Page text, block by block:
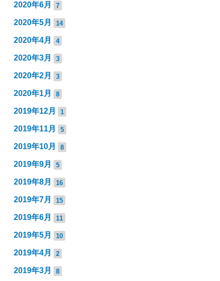
2020年6月 7
2020年5月 14
2020年4月 4
2020年3月 3
2020年2月 3
2020年1月 8
2019年12月 1
2019年11月 5
2019年10月 8
2019年9月 5
2019年8月 16
2019年7月 15
2019年6月 11
2019年5月 10
2019年4月 2
2019年3月 8